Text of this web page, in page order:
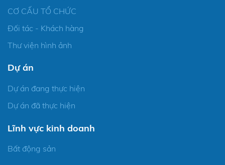
CƠ CẤU TỔ CHỨC
Đối tác - Khách hàng
Thư viện hình ảnh
Dự án
Dự án đang thực hiện
Dự án đã thực hiện
Lĩnh vực kinh doanh
Bất động sản